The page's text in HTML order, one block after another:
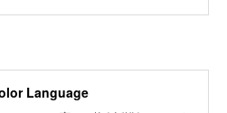
Language